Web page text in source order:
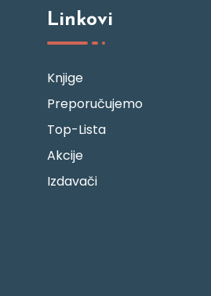
Linkovi
Knjige
Preporučujemo
Top-Lista
Akcije
Izdavači